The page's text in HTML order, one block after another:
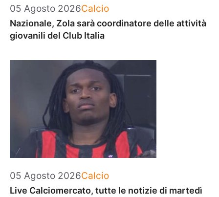
05 Agosto 2026Categorie
Calcio
Nazionale, Zola sarà coordinatore delle attività
giovanili del Club Italia
05 Agosto 2026Categorie
Calcio
Live Calciomercato, tutte le notizie di martedì